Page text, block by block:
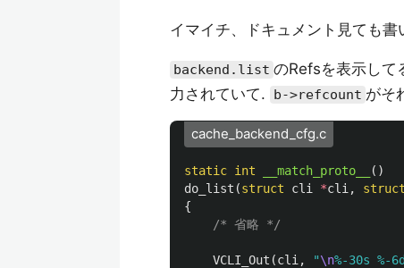
イマイチ、ドキュメント見ても
backend.list のRefsを表示して
力されていて.
b->refcount がそ
cache_backend_cfg.c
static int __match_proto__
()
do_list (struct cli *cli , struct
{
/* 省略 */
VCLI_Out (cli , "\n%-30s %-